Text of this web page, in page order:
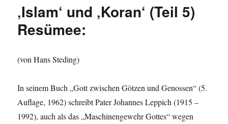
‚Islam‘ und ‚Koran‘ (Teil 5)
Resümee:
(von Hans Steding)
In seinem Buch „Gott zwischen Götzen und Genossen“ (5.
Auflage, 1962) schreibt Pater Johannes Leppich (1915 –
1992), auch als das „Maschinengewehr Gottes“ wegen